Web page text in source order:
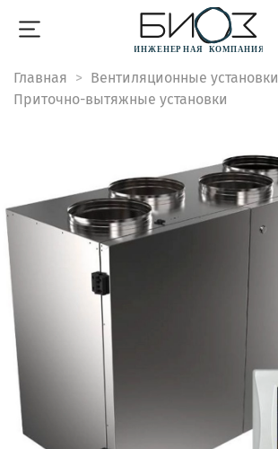
Главная
Вентиляционные установки
Приточно-вытяжные установки